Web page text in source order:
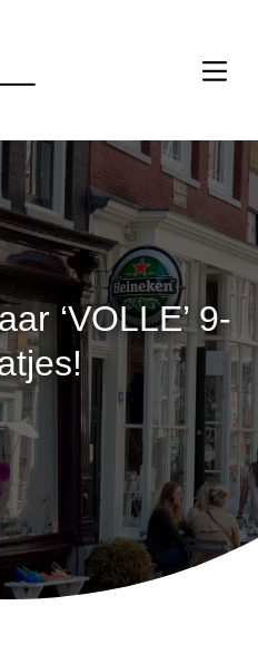
‘VOLLE’ 9-